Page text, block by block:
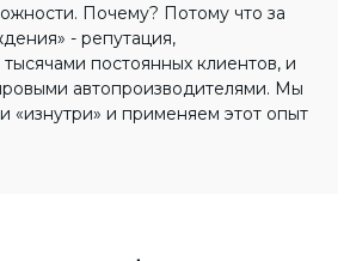
Почему? Потому что за
- репутация,
постоянных клиентов, и
автопроизводителями. Мы
«изнутри» и применяем этот опыт